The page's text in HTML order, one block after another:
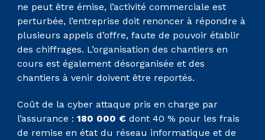
ne peut être émise, l’activité commerciale est
perturbée, l’entreprise doit renoncer à répondre à
plusieurs appels d’offre, faute de pouvoir établir
des chiffrages. L’organisation des chantiers en
cours est également désorganisée et des
chantiers à venir doivent être reportés.
Coût de la cyber attaque pris en charge par
l’assurance : 180 000 €dont 40 % pour les frais
de remise en état du réseau informatique et de